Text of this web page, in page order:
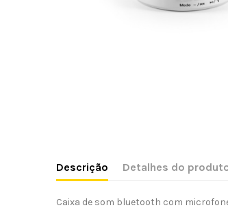
Descrição Detalhes do
Caixa de som bluetooth com